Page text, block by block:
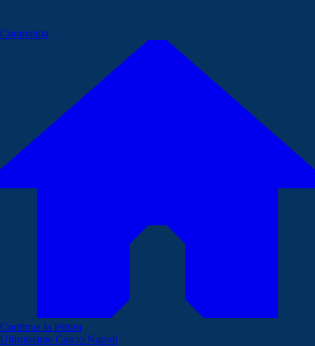
Commenta
Continua la lettura
Ultimissime Calcio Napoli